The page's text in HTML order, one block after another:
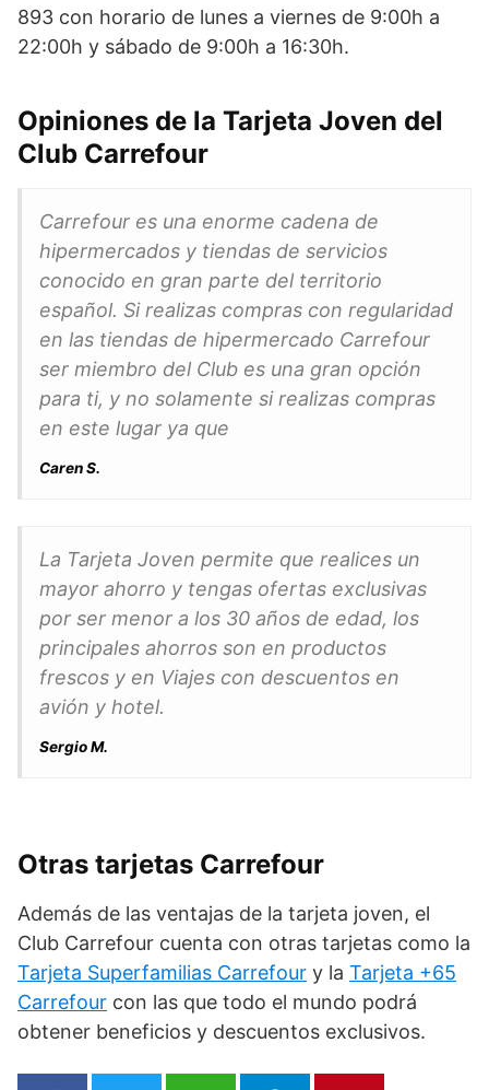
893 con horario de lunes a viernes de 9:00h a
22:00h y sábado de 9:00h a 16:30h.
Opiniones de la Tarjeta Joven del
Club Carrefour
Carrefour es una enorme cadena de
hipermercados y tiendas de servicios
conocido en gran parte del territorio
español. Si realizas compras con regularidad
en las tiendas de hipermercado Carrefour
ser miembro del Club es una gran opción
para ti, y no solamente si realizas compras
en este lugar ya que
Caren S.
La Tarjeta Joven permite que realices un
mayor ahorro y tengas ofertas exclusivas
por ser menor a los 30 años de edad, los
principales ahorros son en productos
frescos y en Viajes con descuentos en
avión y hotel.
Sergio M.
Otras tarjetas Carrefour
Además de las ventajas de la tarjeta joven, el
Club Carrefour cuenta con otras tarjetas como la
Tarjeta Superfamilias Carrefour y la Tarjeta +65
Carrefour con las que todo el mundo podrá
obtener beneficios y descuentos exclusivos.